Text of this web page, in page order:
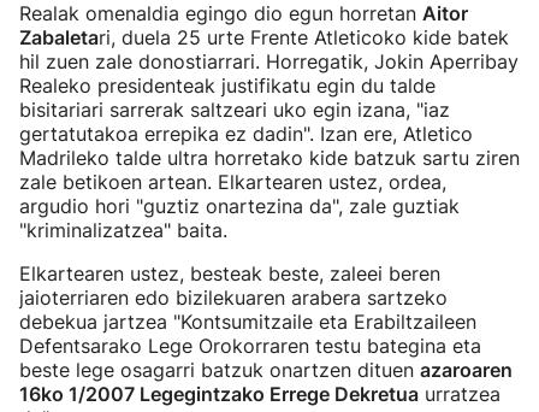
Realak omenaldia egingo dio egun horretan Aitor
Zabaletari, duela 25 urte Frente Atleticoko kide batek
hil zuen zale donostiarrari. Horregatik, Jokin Aperribay
Realeko presidenteak justifikatu egin du talde
bisitariari sarrerak saltzeari uko egin izana, "iaz
gertatutakoa errepika ez dadin". Izan ere, Atletico
Madrileko talde ultra horretako kide batzuk sartu ziren
zale betikoen artean. Elkartearen ustez, ordea,
argudio hori "guztiz onartezina da", zale guztiak
"kriminalizatzea" baita.
Elkartearen ustez, besteak beste, zaleei beren
jaioterriaren edo bizilekuaren arabera sartzeko
debekua jartzea "Kontsumitzaile eta Erabiltzaileen
Defentsarako Lege Orokorraren testu bategina eta
beste lege osagarri batzuk onartzen dituen azaroaren
16ko 1/2007 Legegintzako Errege Dekretua urratzea